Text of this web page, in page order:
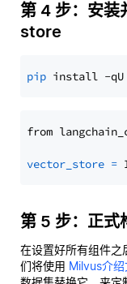
第 4 步：安
store
pip
from
vector_store =
第 5 步：正式
在设置好所有组件之
们将使用 Milvus介绍